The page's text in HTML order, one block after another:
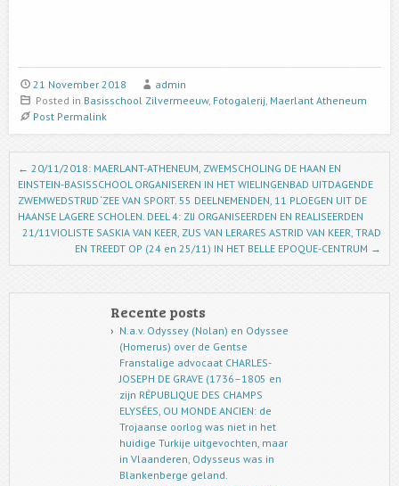
21 November 2018
admin
Posted in Basisschool Zilvermeeuw, Fotogalerij, Maerlant Atheneum
Post Permalink
Post navigation
← 20/11/2018: MAERLANT-ATHENEUM, ZWEMSCHOLING DE HAAN EN
EINSTEIN-BASISSCHOOL ORGANISEREN IN HET WIELINGENBAD UITDAGENDE
ZWEMWEDSTRIJD ‘ZEE VAN SPORT. 55 DEELNEMENDEN, 11 PLOEGEN UIT DE
HAANSE LAGERE SCHOLEN. DEEL 4: ZIJ ORGANISEERDEN EN REALISEERDEN
21/11VIOLISTE SASKIA VAN KEER, ZUS VAN LERARES ASTRID VAN KEER, TRAD
EN TREEDT OP (24 en 25/11) IN HET BELLE EPOQUE-CENTRUM →
Recente posts
N.a.v. Odyssey (Nolan) en Odyssee
(Homerus) over de Gentse
Franstalige advocaat CHARLES-
JOSEPH DE GRAVE (1736–1805 en
zijn RÉPUBLIQUE DES CHAMPS
ELYSÉES, OU MONDE ANCIEN: de
Trojaanse oorlog was niet in het
huidige Turkije uitgevochten, maar
in Vlaanderen, Odysseus was in
Blankenberge geland.